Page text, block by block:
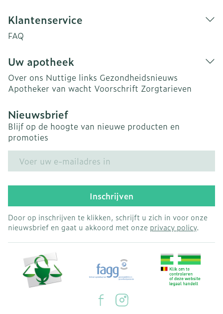
Klantenservice
FAQ
Uw apotheek
Over ons Nuttige links Gezondheidsnieuws
Apotheker van wacht Voorschrift Zorgtarieven
Nieuwsbrief
Blijf op de hoogte van nieuwe producten en
promoties
Inschrijven
Door op inschrijven te klikken, schrijft u zich in voor onze
nieuwsbrief en gaat u akkoord met onze privacy policy.